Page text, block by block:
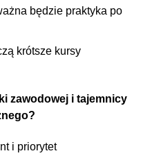
będzie praktyka po
krótsze kursy
zawodowej i tajemnicy
i priorytet